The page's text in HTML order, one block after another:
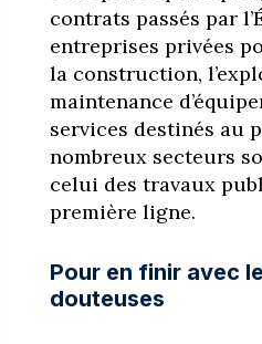
contrats passés par
entreprises privées
la construction,
maintenance
services destinés au
nombreux secteurs
celui des travaux
première ligne.
Pour en finir avec
douteuses